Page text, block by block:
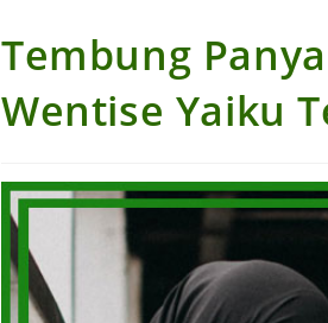
Tembung
Wentise Yaiku